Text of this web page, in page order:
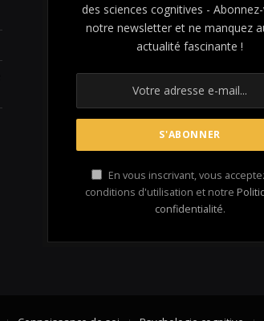
des sciences cognitives -
notre newsletter et ne manquez
actualité fascinante !
En vous inscrivant, vous
conditions d'utilisation et notre
confidentialité.